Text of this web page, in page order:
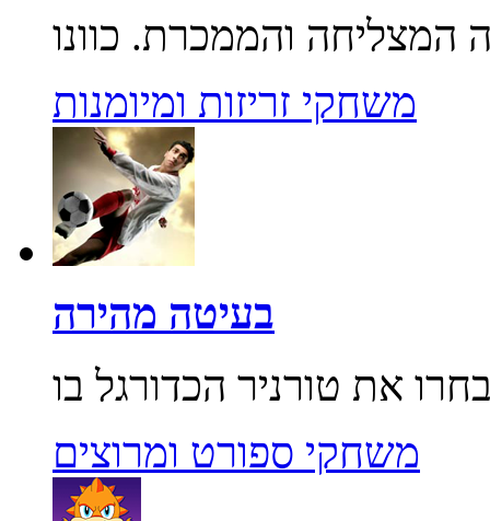
משחקי זריזות ומיומנות
בעיטה מהירה
משחקי ספורט ומרוצים